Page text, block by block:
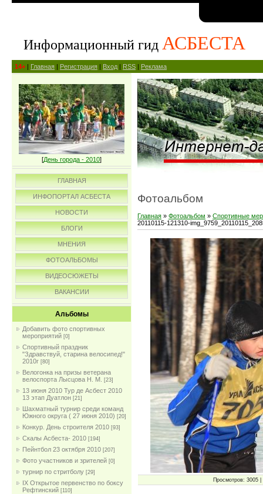
Информационный гид АСБЕСТА
14+ | Главная | Регистрация | Вход | RSS | Реклама
[День города - 2010]
ГЛАВНАЯ
ИНФОПОРТАЛ АСБЕСТА
НОВОСТИ
БЛОГИ
МНЕНИЯ
ФОТОАЛЬБОМЫ
ВИДЕОСЮЖЕТЫ
ВАКАНСИИ
Альбомы
Добавить фото спортивных
мероприятий [0]
Спортивный праздник
"Здравствуй, старина велосипед!"
2010г [80]
Велогонка на призы ветерана
велоспорта Лысцова Н. М.
[23]
13 июня 2010 Тур де Асбест 2010
13 этап Дуатлон [21]
Шахматный турнир среди команд
Южного округа ( 27 июня 2010) [20]
Конкур. День строителя 2010 [93]
Скалы Асбеста- 2010 [194]
Пейнтбол 23 октября 2010 [207]
Фото участников и зрителей [0]
турнир по стритболу [29]
IX Открытое первенство по боксу
Рефтинский [110]
Фотоальбом
Главная » Фотоальбом » Спортивные
20110115-121310-
Просмотров: 3005